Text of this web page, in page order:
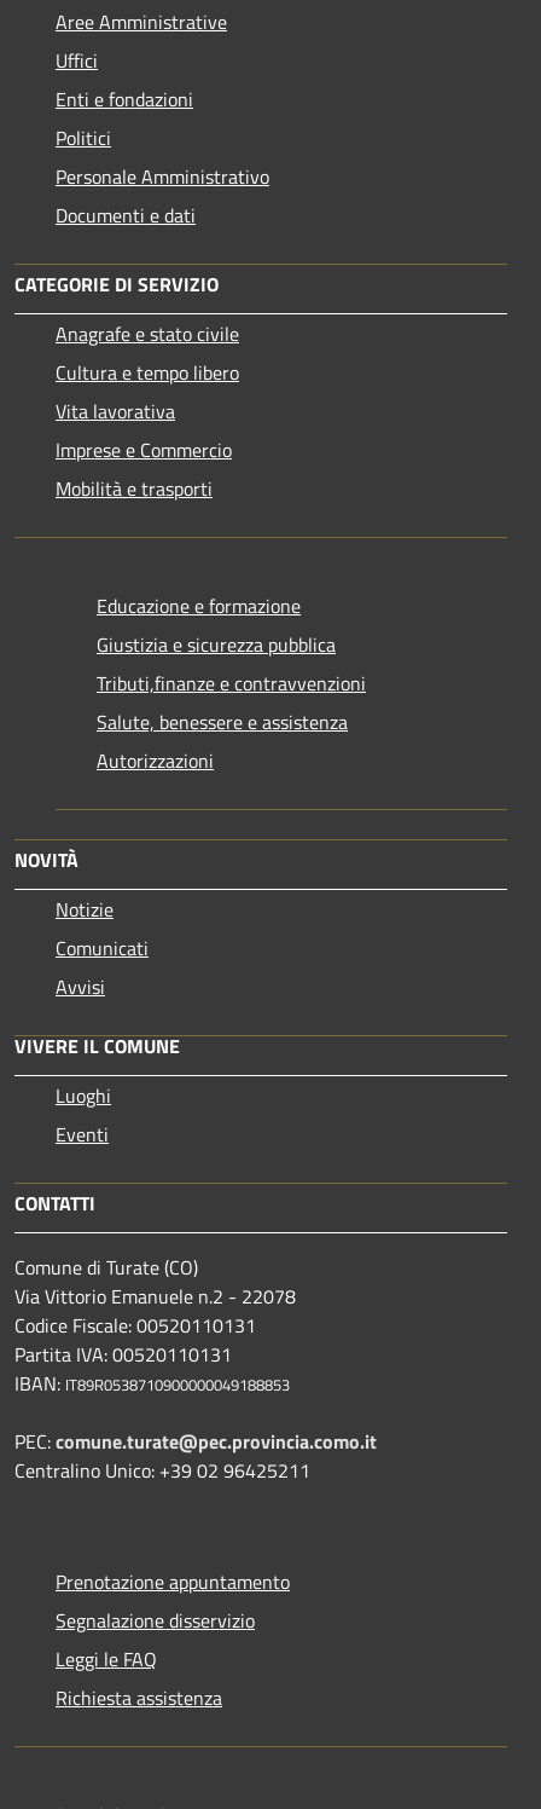
Aree Amministrative
Uffici
Enti e fondazioni
Politici
Personale Amministrativo
Documenti e dati
CATEGORIE DI SERVIZIO
Anagrafe e stato civile
Cultura e tempo libero
Vita lavorativa
Imprese e Commercio
Mobilità e trasporti
Educazione e formazione
Giustizia e sicurezza pubblica
Tributi,finanze e contravvenzioni
Salute, benessere e assistenza
Autorizzazioni
NOVITÀ
Notizie
Comunicati
Avvisi
VIVERE IL COMUNE
Luoghi
Eventi
CONTATTI
Comune di Turate (CO)
Via Vittorio Emanuele n.2 - 22078
Codice Fiscale: 00520110131
Partita IVA: 00520110131
IBAN: IT89R0538710900000049188853
PEC:comune.turate@pec.provincia.como.it
Centralino Unico: +39 02 96425211
Prenotazione appuntamento
Segnalazione disservizio
Leggi le FAQ
Richiesta assistenza